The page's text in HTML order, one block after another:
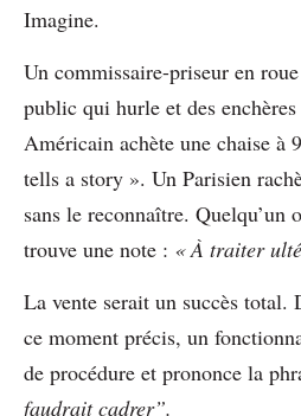
Imagine.
Un commissaire-priseur en
public qui hurle et des
Américain achète une chaise à
tells a story ». Un Parisien
sans le reconnaître.
trouve une note : « À traiter
La vente serait un succès total.
ce moment précis, un
de procédure et prononce la
faudrait cadrer”.